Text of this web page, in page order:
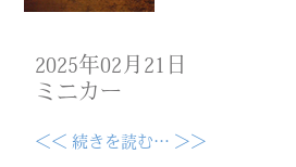
2025年02月21日
ミニカー
＜＜ 続きを読む… ＞＞